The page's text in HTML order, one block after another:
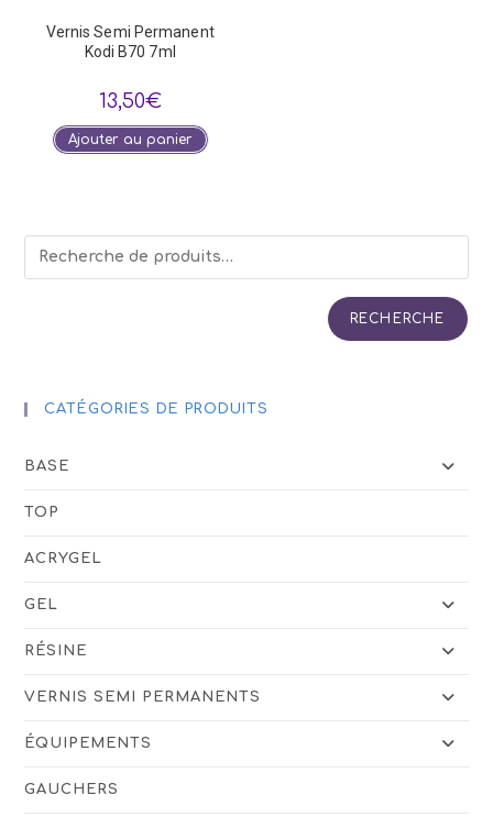
Vernis Semi Permanent
Kodi B70 7ml
13,50€
Ajouter au panier
RECHERCHE
CATÉGORIES DE PRODUITS
BASE
TOP
ACRYGEL
GEL
RÉSINE
VERNIS SEMI PERMANENTS
ÉQUIPEMENTS
GAUCHERS